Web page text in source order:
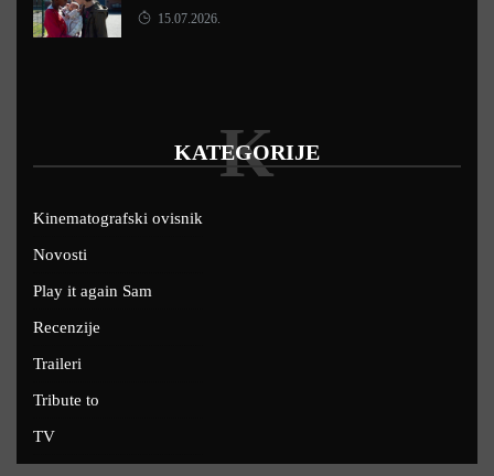
15.07.2026.
KATEGORIJE
K
Kinematografski ovisnik
Novosti
Play it again Sam
Recenzije
Traileri
Tribute to
TV